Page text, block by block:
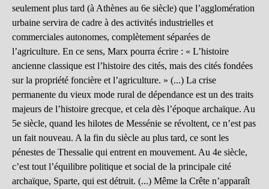
seulement plus tard (à Athènes au 6e siècle) que l’agglomération
urbaine servira de cadre à des activités industrielles et
commerciales autonomes, complètement séparées de
l’agriculture. En ce sens, Marx pourra écrire : « L’histoire
ancienne classique est l’histoire des cités, mais des cités fondées
sur la propriété foncière et l’agriculture. » (...) La crise
permanente du vieux mode rural de dépendance est un des traits
majeurs de l’histoire grecque, et cela dès l’époque archaïque. Au
5e siècle, quand les hilotes de Messénie se révoltent, ce n’est pas
un fait nouveau. A la fin du siècle au plus tard, ce sont les
pénestes de Thessalie qui entrent en mouvement. Au 4e siècle,
c’est tout l’équilibre politique et social de la principale cité
archaïque, Sparte, qui est détruit. (...) Même la Crête n’apparaît